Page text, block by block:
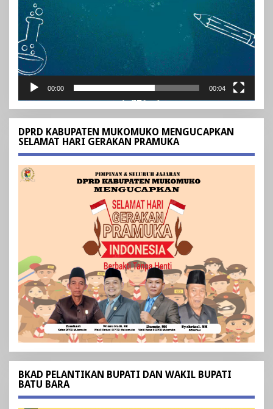
00:00 00:04
DPRD KABUPATEN MUKOMUKO MENGUCAPKAN
SELAMAT HARI GERAKAN PRAMUKA
BKAD PELANTIKAN BUPATI DAN WAKIL BUPATI
BATU BARA